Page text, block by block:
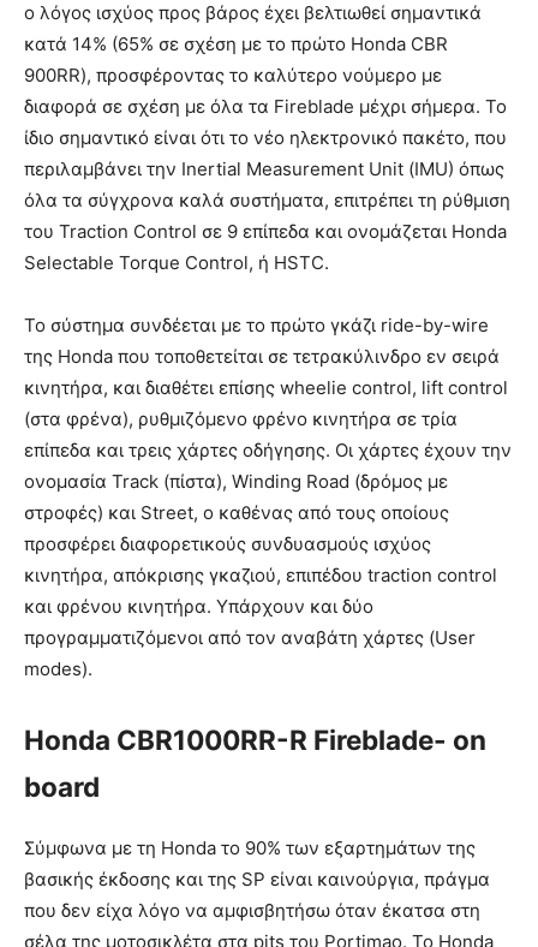
ο λόγος ισχύος προς βάρος έχει βελτιωθεί σημαντικά
κατά 14% (65% σε σχέση με το πρώτο Honda CBR
900RR), προσφέροντας το καλύτερο νούμερο με
διαφορά σε σχέση με όλα τα Fireblade μέχρι σήμερα. Το
ίδιο σημαντικό είναι ότι το νέο ηλεκτρονικό πακέτο, που
περιλαμβάνει την Inertial Measurement Unit (ΙΜU) όπως
όλα τα σύγχρονα καλά συστήματα, επιτρέπει τη ρύθμιση
του Traction Control σε 9 επίπεδα και ονομάζεται Honda
Selectable Torque Control, ή HSTC.
Το σύστημα συνδέεται με το πρώτο γκάζι ride-by-wire
της Honda που τοποθετείται σε τετρακύλινδρο εν σειρά
κινητήρα, και διαθέτει επίσης wheelie control, lift control
(στα φρένα), ρυθμιζόμενο φρένο κινητήρα σε τρία
επίπεδα και τρεις χάρτες οδήγησης. Οι χάρτες έχουν την
ονομασία Track (πίστα), Winding Road (δρόμος με
στροφές) και Street, ο καθένας από τους οποίους
προσφέρει διαφορετικούς συνδυασμούς ισχύος
κινητήρα, απόκρισης γκαζιού, επιπέδου traction control
και φρένου κινητήρα. Υπάρχουν και δύο
προγραμματιζόμενοι από τον αναβάτη χάρτες (User
modes).
Honda CBR1000RR-R Fireblade- on
board
Σύμφωνα με τη Honda το 90% των εξαρτημάτων της
βασικής έκδοσης και της SP είναι καινούργια, πράγμα
που δεν είχα λόγο να αμφισβητήσω όταν έκατσα στη
σέλα της μοτοσικλέτα στα pits του Portimao. Το Honda